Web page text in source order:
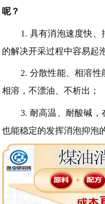
呢？
1.具有消泡速度快、
的解决开采过程中容易起
2.分散性能、相溶性
相溶 ，不漂油、不析出；
3. 耐高温、耐酸碱，
也能稳定的发挥消泡抑泡